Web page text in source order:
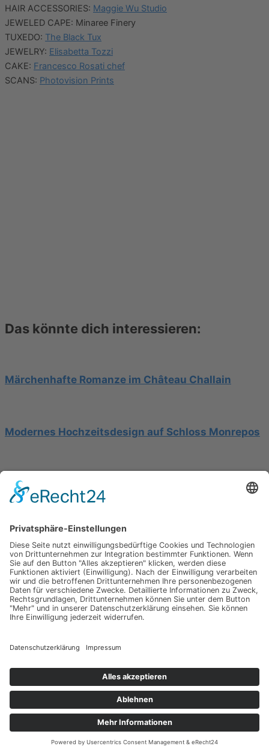
HAIR ACCESSORIES: Maggie Wu Studio
JEWELED CAPE: Minaree Finery
TUXEDO: The Black Tux
JEWELRY: Elisabetta Tozzi
CAKE: Francesco Rosati chef
SCANS: Photovision Prints
Das könnte dich interessieren:
Märchenhafte Romanze im Château Challain
Modernes Hochzeitsdesign auf Schloss Monrepos
Hochzeit am Gardasee auf einer Segelyacht
Impressum
Werbung
About
Einsendung
AGB
Datenschutzerklärung
About
Datenschutzerklärung